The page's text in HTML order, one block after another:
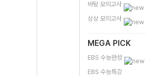
바탕 모의고사
상상 모의고사
MEGA PICK
EBS 수능완성
EBS 수능특강